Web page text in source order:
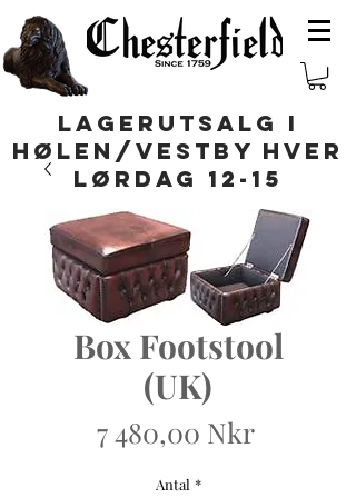
LAGERUTSALG I
HØLEN/VESTBY HVER
LØRDAG 12-15
Box Footstool
(UK)
7 480,00 NkrPris
Antal *